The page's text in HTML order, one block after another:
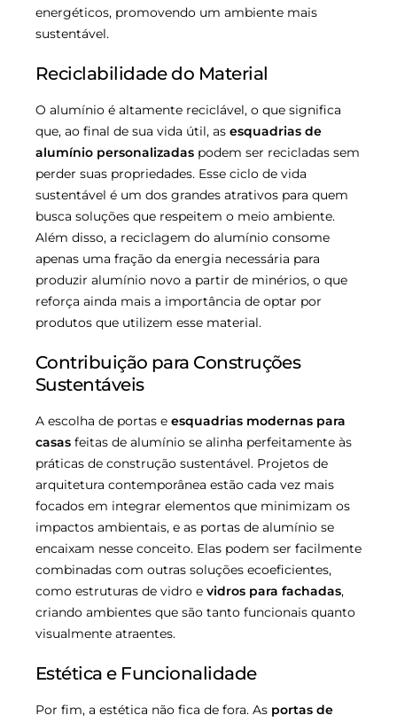
energéticos, promovendo um ambiente mais
sustentável.
Reciclabilidade do Material
O alumínio é altamente reciclável, o que significa
que, ao final de sua vida útil, as esquadrias de
alumínio personalizadas podem ser recicladas sem
perder suas propriedades. Esse ciclo de vida
sustentável é um dos grandes atrativos para quem
busca soluções que respeitem o meio ambiente.
Além disso, a reciclagem do alumínio consome
apenas uma fração da energia necessária para
produzir alumínio novo a partir de minérios, o que
reforça ainda mais a importância de optar por
produtos que utilizem esse material.
Contribuição para Construções
Sustentáveis
A escolha de portas e esquadrias modernas para
casas feitas de alumínio se alinha perfeitamente às
práticas de construção sustentável. Projetos de
arquitetura contemporânea estão cada vez mais
focados em integrar elementos que minimizam os
impactos ambientais, e as portas de alumínio se
encaixam nesse conceito. Elas podem ser facilmente
combinadas com outras soluções ecoeficientes,
como estruturas de vidro e vidros para fachadas,
criando ambientes que são tanto funcionais quanto
visualmente atraentes.
Estética e Funcionalidade
Por fim, a estética não fica de fora. As portas de